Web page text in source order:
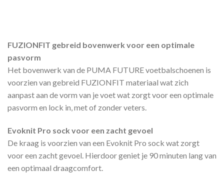
FUZIONFIT gebreid bovenwerk voor een optimale
pasvorm
Het bovenwerk van de PUMA FUTURE voetbalschoenen is
voorzien van gebreid FUZIONFIT materiaal wat zich
aanpast aan de vorm van je voet wat zorgt voor een optimale
pasvorm en lock in, met of zonder veters.
Evoknit Pro sock voor een zacht gevoel
De kraag is voorzien van een Evoknit Pro sock wat zorgt
voor een zacht gevoel. Hierdoor geniet je 90 minuten lang van
een optimaal draagcomfort.